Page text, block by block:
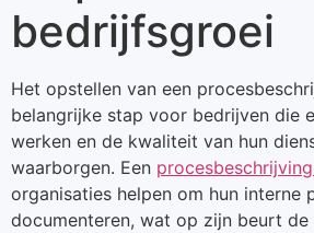
bedrijfsgroei
Het opstellen van een
belangrijke stap voor bedrijven die
werken en de kwaliteit van hun
waarborgen. Een
organisaties helpen om hun interne
documenteren, wat op zijn beurt de